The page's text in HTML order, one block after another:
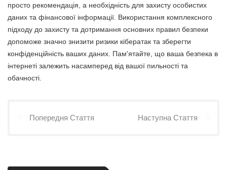
просто рекомендація, а необхідність для захисту особистих
даних та фінансової інформації. Використання комплексного
підходу до захисту та дотримання основних правил безпеки
допоможе значно знизити ризики кібератак та зберегти
конфіденційність ваших даних. Пам'ятайте, що ваша безпека в
інтернеті залежить насамперед від вашої пильності та
обачності.
Попередня Стаття Наступна Стаття